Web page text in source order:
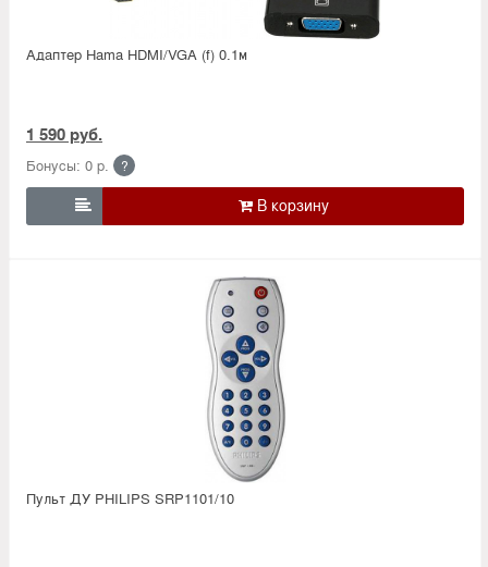
Адаптер Hama HDMI/VGA (f) 0.1м
1 590 руб.
Бонусы: 0 р. ?

Пульт ДУ PHILIPS SRP1101/10